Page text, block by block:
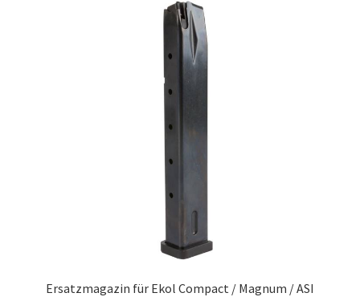
Ersatzmagazin für Ekol Compact / Magnum / ASI